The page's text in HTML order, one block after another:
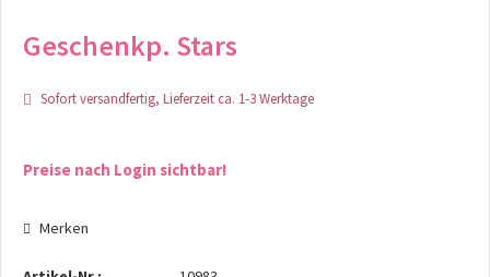
Geschenkp. Stars
Sofort versandfertig, Lieferzeit ca. 1-3 Werktage
Preise nach Login sichtbar!
Merken